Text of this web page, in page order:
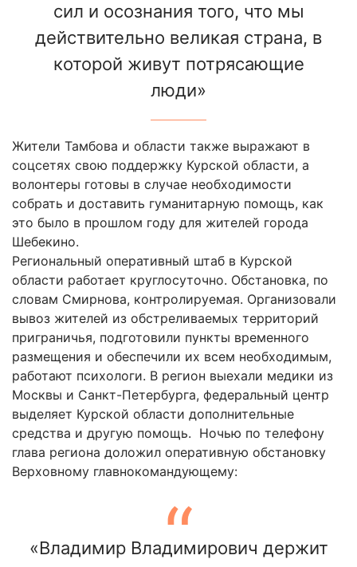
сил и осознания того, что мы
действительно великая страна, в
которой живут потрясающие
люди»
Жители Тамбова и области также выражают в
соцсетях свою поддержку Курской области, а
волонтеры готовы в случае необходимости
собрать и доставить гуманитарную помощь, как
это было в прошлом году для жителей города
Шебекино.
Региональный оперативный штаб в Курской
области работает круглосуточно. Обстановка, по
словам Смирнова, контролируемая. Организовали
вывоз жителей из обстреливаемых территорий
приграничья, подготовили пункты временного
размещения и обеспечили их всем необходимым,
работают психологи. В регион выехали медики из
Москвы и Санкт-Петербурга, федеральный центр
выделяет Курской области дополнительные
средства и другую помощь. Ночью по телефону
глава региона доложил оперативную обстановку
Верховному главнокомандующему:
«Владимир Владимирович держит